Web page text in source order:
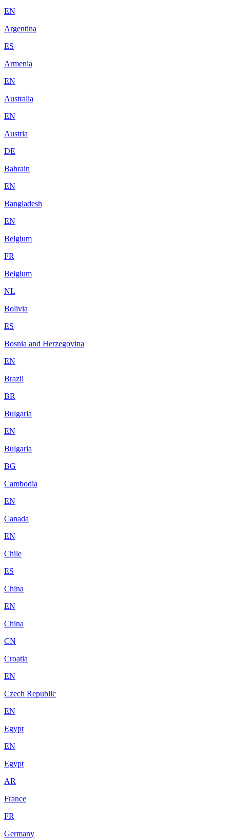
EN
Argentina
ES
Armenia
EN
Australia
EN
Austria
DE
Bahrain
EN
Bangladesh
EN
Belgium
FR
Belgium
NL
Bolivia
ES
Bosnia and Herzegovina
EN
Brazil
BR
Bulgaria
EN
Bulgaria
BG
Cambodia
EN
Canada
EN
Chile
ES
China
EN
China
CN
Croatia
EN
Czech Republic
EN
Egypt
EN
Egypt
AR
France
FR
Germany